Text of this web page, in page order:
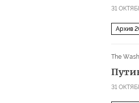
31
Архив
The
31